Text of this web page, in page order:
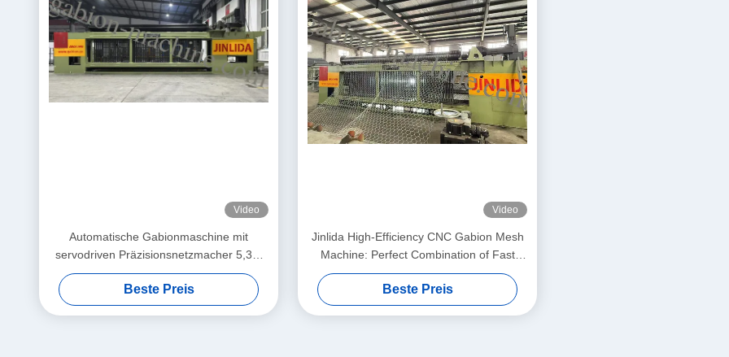
Video
Automatische Gabionmaschine mit
servodriven Präzisionsnetzmacher 5,3m
Max. Breite
Beste Preis
Video
Jinlida High-Efficiency CNC Gabion Mesh
Machine: Perfect Combination of Fast
Output and Precision Weaving to Boost
Productivity
Beste Preis